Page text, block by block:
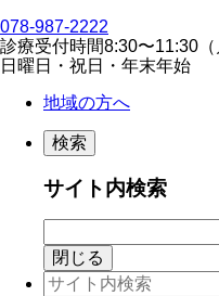
078-987-2222
診療受付時間8:30〜11:30（
⽇曜⽇・祝⽇・年末年始
地域の方へ
検索
サイト内検索
閉じる